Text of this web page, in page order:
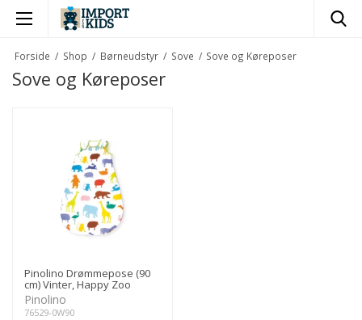
Forside / Shop / Børneudstyr / Sove / Sove og Køreposer
Sove og Køreposer
Pinolino Drømmepose (90
cm) Vinter, Happy Zoo
Pinolino
76529-0W90